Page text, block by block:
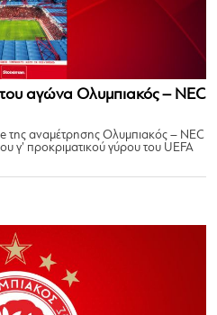
αγώνα Ολυμπιακός – NEC
της αναμέτρησης Ολυμπιακός – NEC
γ’ προκριματικού γύρου του UEFA